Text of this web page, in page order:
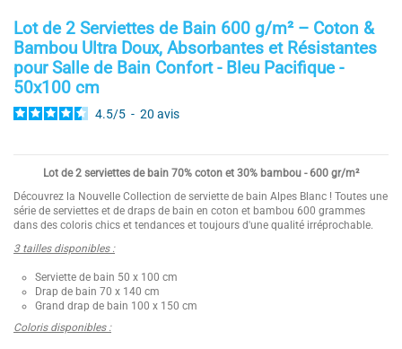
Lot de 2 Serviettes de Bain 600 g/m² – Coton &
Bambou Ultra Doux, Absorbantes et Résistantes
pour Salle de Bain Confort - Bleu Pacifique -
50x100 cm
4.5/5 - 20 avis
Lot de 2 serviettes de bain 70% coton et 30% bambou - 600 gr/m²
Découvrez la Nouvelle Collection de serviette de bain Alpes Blanc ! Toutes une
série de serviettes et de draps de bain en coton et bambou 600 grammes
dans des coloris chics et tendances et toujours d'une qualité irréprochable.
3 tailles disponibles :
Serviette de bain 50 x 100 cm
Drap de bain 70 x 140 cm
Grand drap de bain 100 x 150 cm
Coloris disponibles :